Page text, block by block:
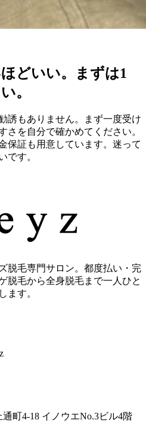
どいい。
まずは1
。
誘もありません。まず一度受け
さを自分で確かめてください。
保証も用意しています。迷って
です。
脱毛専門サロン。都度払い・完
脱毛から全身脱毛まで一人ひと
ます。
町4-18 イノウエNo.3ビル4階